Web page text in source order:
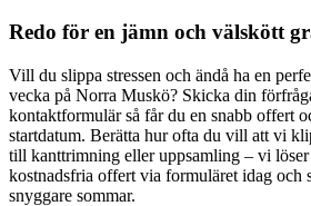
Redo för en jämn och välskött
Vill du slippa stressen och ändå ha en
vecka på Norra Muskö? Skicka din
kontaktformulär så får du en snabb offert
startdatum. Berätta hur ofta du vill att vi
till kanttrimning eller uppsamling – vi löser
kostnadsfria offert via formuläret idag och
snyggare sommar.